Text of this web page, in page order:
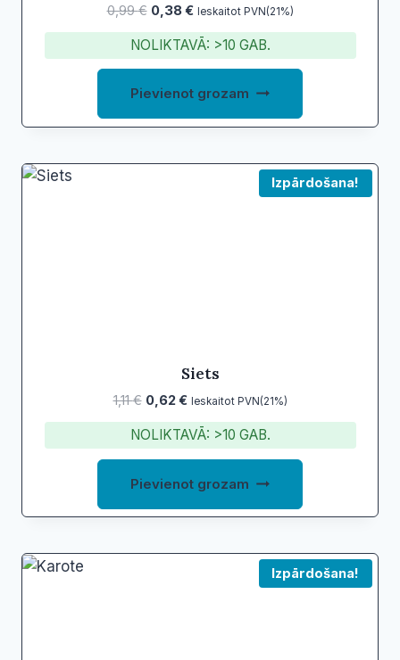
0,99€ Original
price
was:
0,99 €.
0,38€Current
price
is:
0,38 €.
Ieskaitot PVN(21%)
NOLIKTAVĀ: >10 GAB.
Pievienot grozam
Izpārdošana!
Siets
1,11€ Original
price
was:
1,11 €.
0,62€Current
price
is:
0,62 €.
Ieskaitot PVN(21%)
NOLIKTAVĀ: >10 GAB.
Pievienot grozam
Izpārdošana!